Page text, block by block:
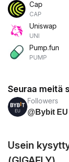
Cap
CAP
Uniswap
UNI
Pump.fun
PUMP
Seuraa meitä
Followers
@Bybit EU
Usein